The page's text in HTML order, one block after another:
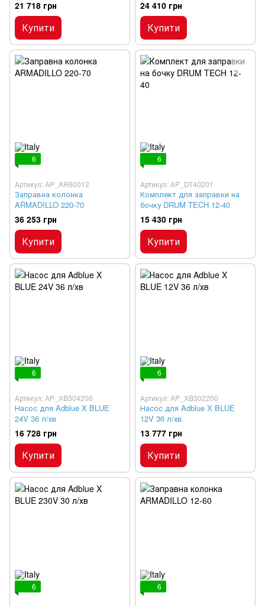
21 718 грн
Купити
24 410 грн
Купити
6
Артикул: AP_AR60012
Заправна колонка
ARMADILLO 220-70
36 253 грн
Купити
6
Артикул: AP_DT40201
Комплект для заправки на
бочку DRUM TECH 12-40
15 430 грн
Купити
6
Артикул: AP_XB304200
Насос для Adblue X BLUE
24V 36 л/хв
16 728 грн
Купити
6
Артикул: AP_XB302200
Насос для Adblue X BLUE
12V 36 л/хв
13 777 грн
Купити
6 6